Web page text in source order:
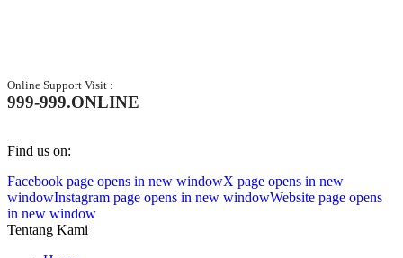
Online Support Visit :
999-999.ONLINE
Find us on:
Facebook page opens in new windowX page opens in new
windowInstagram page opens in new windowWebsite page opens
in new window
Tentang Kami